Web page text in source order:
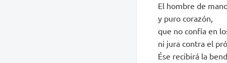
El hombre de
y puro corazón,
que no confía en
ni jura contra el
Ése recibirá la